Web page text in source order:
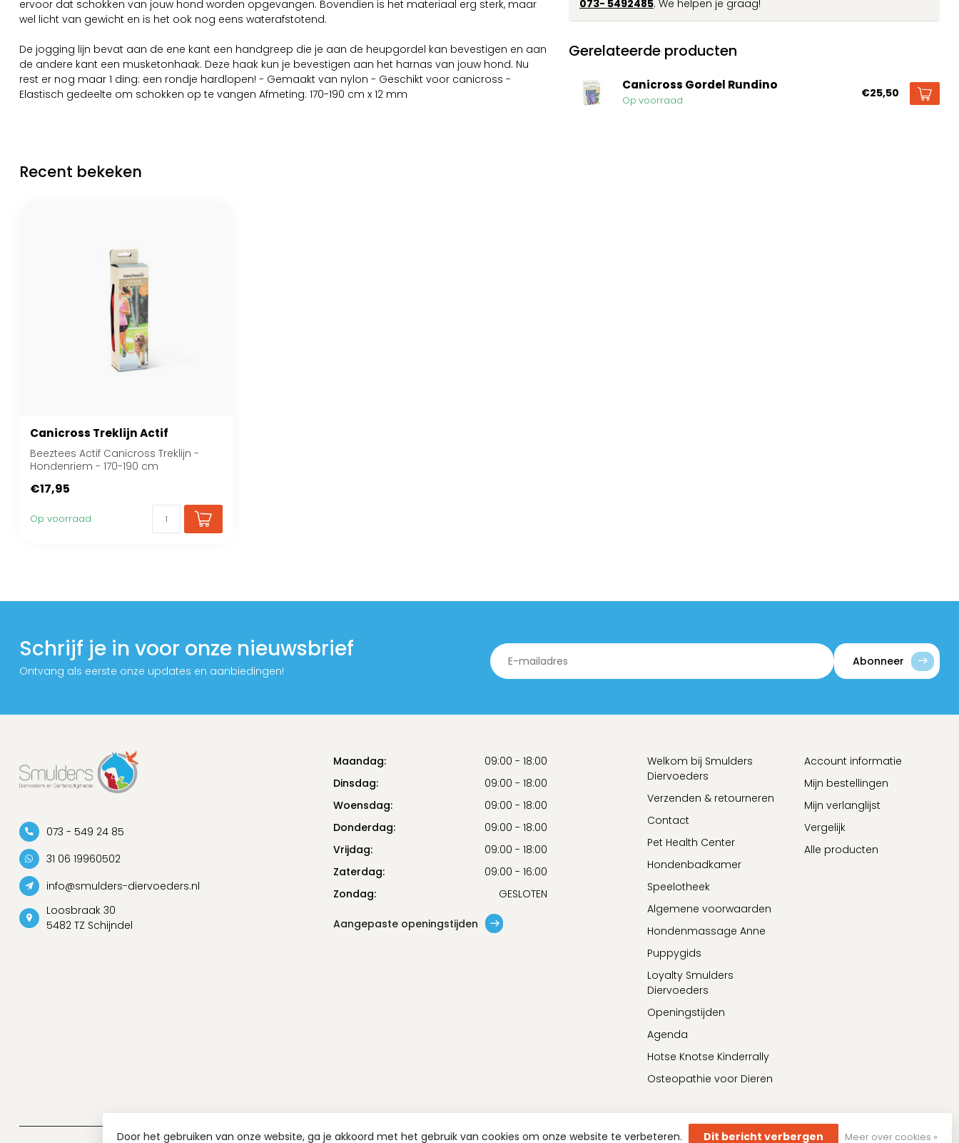
ervoor dat schokken van jouw hond worden opgevangen. Bovendien is het materiaal erg sterk, maar
wel licht van gewicht en is het ook nog eens waterafstotend.
De jogging lijn bevat aan de ene kant een handgreep die je aan de heupgordel kan bevestigen en aan
de andere kant een musketonhaak. Deze haak kun je bevestigen aan het harnas van jouw hond. Nu
rest er nog maar 1 ding: een rondje hardlopen! - Gemaakt van nylon - Geschikt voor canicross -
Elastisch gedeelte om schokken op te vangen Afmeting: 170-190 cm x 12 mm
073- 5492485. We helpen je graag!
Gerelateerde producten
Canicross Gordel Rundino
Op voorraad
€25,50
Recent bekeken
Canicross Treklijn Actif
Beeztees Actif Canicross Treklijn -
Hondenriem - 170-190 cm
€17,95
Op voorraad
Schrijf je in voor onze nieuwsbrief
Ontvang als eerste onze updates en aanbiedingen!
Abonneer
073 - 549 24 85
31 06 19960502
info@smulders-diervoeders.nl
Loosbraak 30
5482 TZ Schijndel
Maandag:
09:00 - 18:00
Dinsdag:
09:00 - 18:00
Woensdag:
09:00 - 18:00
Donderdag:
09:00 - 18:00
Vrijdag:
09:00 - 18:00
Zaterdag:
09:00 - 16:00
Zondag:
GESLOTEN
Aangepaste openingstijden
Welkom bij Smulders
Diervoeders
Verzenden & retourneren
Contact
Pet Health Center
Hondenbadkamer
Speelotheek
Algemene voorwaarden
Hondenmassage Anne
Puppygids
Loyalty Smulders
Diervoeders
Openingstijden
Agenda
Hotse Knotse Kinderrally
Osteopathie voor Dieren
Account informatie
Mijn bestellingen
Mijn verlanglijst
Vergelijk
Alle producten
Door het gebruiken van onze website, ga je akkoord met het gebruik van cookies om onze website te verbeteren. Dit bericht verbergen Meer over cookies »